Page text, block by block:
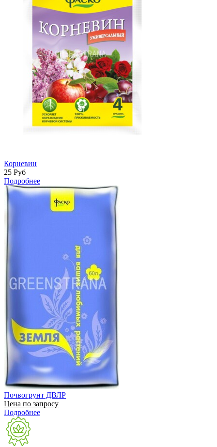
Корневин
25 Руб
Подробнее
Почвогрунт ДВЛР
Цена по запросу
Подробнее